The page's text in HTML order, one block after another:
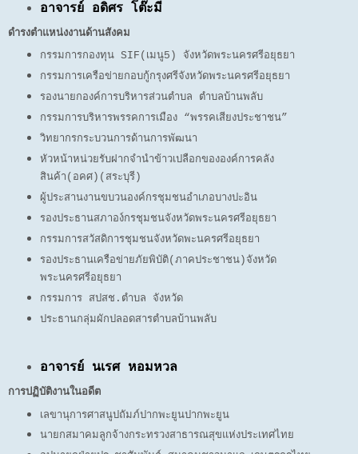
อาจารย์ อดิศร โต๊ะมี
ดำรงตำแหน่งงานด้านสังคม
กรรมการกองทุน SIF(เมนู5) จังหวัดพระนครศรีอยุธยา
กรรมการเครือข่ายกอบกู้กรุงศรีจังหวัดพระนครศรีอยุธยา
รองนายกองค์การบริหารส่วนตำบล ตำบลบ้านพลับ
กรรมการบริหารพรรคการเมือง “พรรคเสียงประชาชน”
วิทยากรกระบวนการด้านการพัฒนา
หัวหน้าหน่วยรับฝากจำนำข้าวเปลือกขององค์การคลัง
สินค้า(อคศ)(สระบุรี)
ผู้ประสานงานขบวนองค์กรชุมชนอำเภอบางปะอิน
รองประธานสภาอง์กรชุมชนจังหวัดพระนครศรีอยุธยา
กรรมการสวัสดิการชุมชนจังหวัดพะนครศรีอยุธยา
รองประธานเครือข่ายภัยพิบัติ(ภาคประชาชน)จังหวัด
พระนครศรีอยุธยา
กรรมการ สปสช.ตำบล จังหวัด
ประธานกลุ่มผักปลอดสารตำบลบ้านพลับ
อาจารย์ นเรศ หอมหวล
การปฏิบัติงานในอดีต
เลขานุการศาสนูปถัมภ์ปากพะยูนปากพะยูน
นายกสมาคมลูกจ้างกระทรวงสาธารณสุขแห่งประเทศไทย